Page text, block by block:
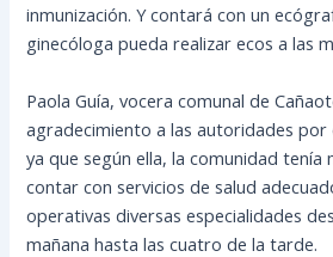
inmunización. Y contará con un
ginecóloga pueda realizar ecos a las
Paola Guía, vocera comunal de
agradecimiento a las autoridades por
ya que según ella, la comunidad tenía
contar con servicios de salud
operativas diversas especialidades
mañana hasta las cuatro de la tarde.